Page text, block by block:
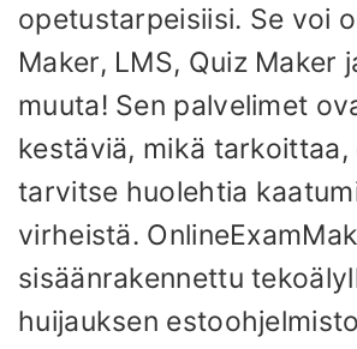
opetustarpeisiisi. Se voi
Maker, LMS, Quiz Maker
muuta! Sen palvelimet
kestäviä, mikä tarkoittaa,
tarvitse huolehtia
virheistä.
sisäänrakennettu
huijauksen estoohjelmisto